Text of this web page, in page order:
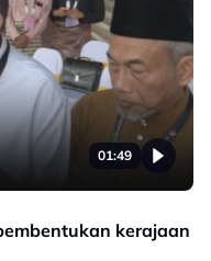
01:49
kerajaan